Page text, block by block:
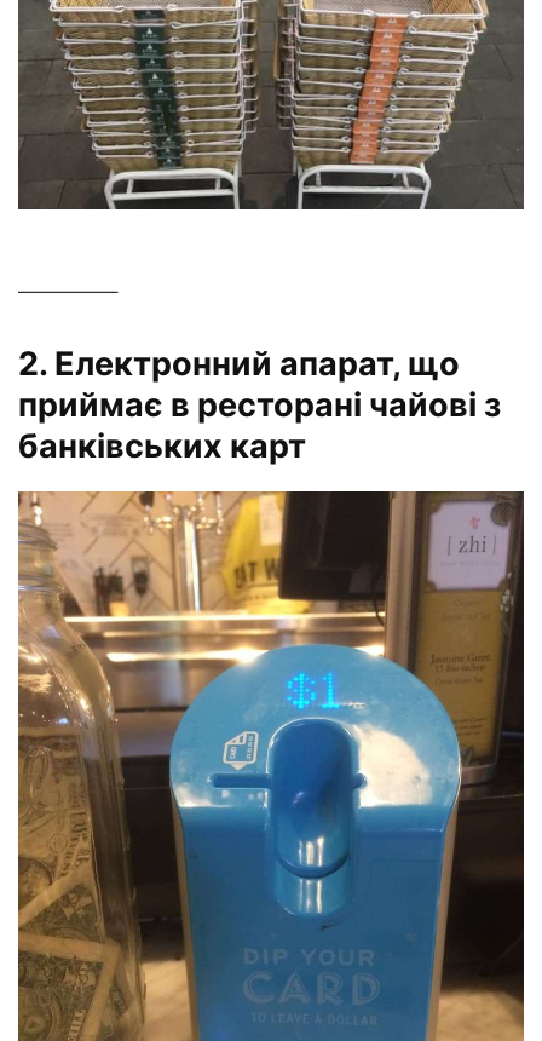
—————–
2. Електронний апарат, що
приймає в ресторані чайові з
банківських карт